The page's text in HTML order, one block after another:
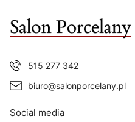
515 277 342
biuro@salonporcelany.pl
Social media